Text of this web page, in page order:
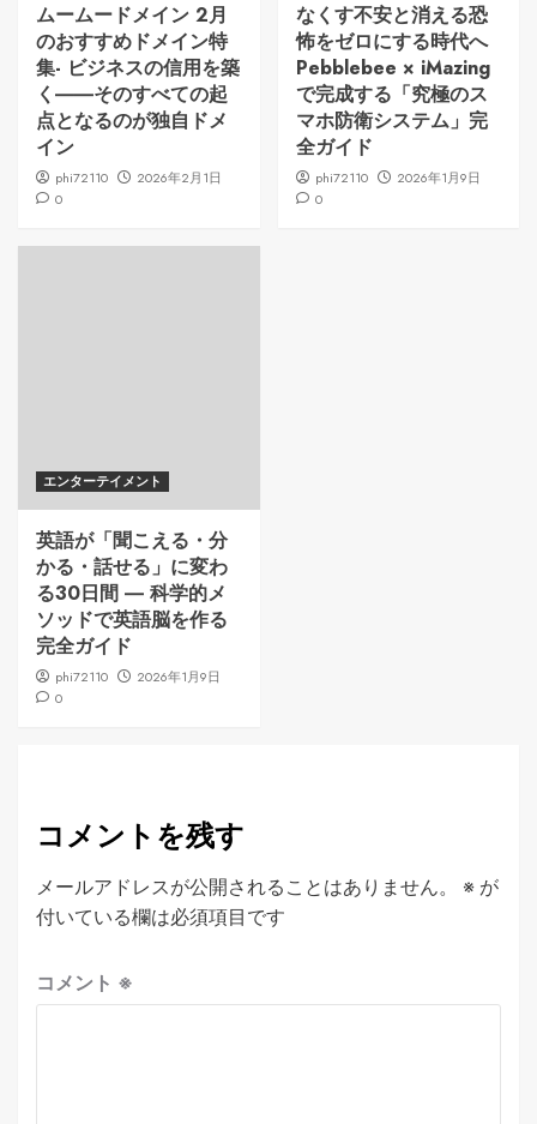
ムームードメイン 2月
のおすすめドメイン特
集- ビジネスの信用を築
く――そのすべての起
点となるのが独自ドメ
イン
phi72110
2026年2月1日
0
なくす不安と消える恐
怖をゼロにする時代へ
Pebblebee × iMazing
で完成する「究極のス
マホ防衛システム」完
全ガイド
phi72110
2026年1月9日
0
エンターテイメント
英語が「聞こえる・分
かる・話せる」に変わ
る30日間 ― 科学的メ
ソッドで英語脳を作る
完全ガイド
phi72110
2026年1月9日
0
コメントを残す
メールアドレスが公開されることはありません。 ※ が
付いている欄は必須項目です
コメント ※